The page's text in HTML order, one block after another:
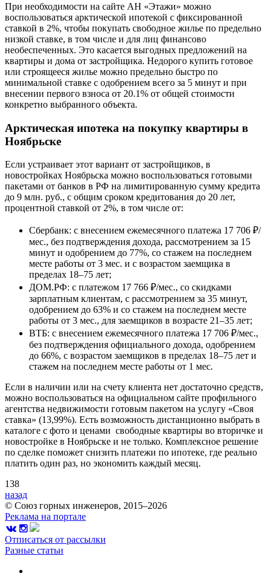
При необходимости на сайте АН «Этажи» можно
воспользоваться арктической ипотекой с фиксированной
ставкой в 2%, чтобы покупать свободное жилье по предельно
низкой ставке, в том числе и для лиц финансово
необеспеченных. Это касается выгодных предложений на
квартиры и дома от застройщика. Недорого купить готовое
или строящееся жилье можно предельно быстро по
минимальной ставке с одобрением всего за 5 минут и при
внесении первого взноса от 20.1% от общей стоимости
конкретно выбранного объекта.
Арктическая ипотека на покупку квартиры в
Ноябрьске
Если устраивает этот вариант от застройщиков, в
новостройках Ноябрьска можно воспользоваться готовыми
пакетами от банков в РФ на лимитированную сумму кредита
до 9 млн. руб., с общим сроком кредитования до 20 лет,
процентной ставкой от 2%, в том числе от:
Сбербанк: с внесением ежемесячного платежа 17 706 ₽/
мес., без подтверждения дохода, рассмотрением за 15
минут и одобрением до 77%, со стажем на последнем
месте работы от 3 мес. и с возрастом заемщика в
пределах 18–75 лет;
ДОМ.РФ: с платежом 17 766 ₽/мес., со скидками
зарплатным клиентам, с рассмотрением за 35 минут,
одобрением до 63% и со стажем на последнем месте
работы от 3 мес., для заемщиков в возрасте 21–35 лет;
ВТБ: с внесением ежемесячного платежа 17 706 ₽/мес.,
без подтверждения официального дохода, одобрением
до 66%, с возрастом заемщиков в пределах 18–75 лет и
стажем на последнем месте работы от 1 мес.
Если в наличии или на счету клиента нет достаточно средств,
можно воспользоваться на официальном сайте профильного
агентства недвижимости готовым пакетом на услугу «Своя
ставка» (13,99%). Есть возможность дистанционно выбрать в
каталоге с фото и ценами свободные квартиры во вторичке и
новостройке в Ноябрьске и не только. Комплексное решение
по сделке поможет снизить платежи по ипотеке, где реально
платить один раз, но экономить каждый месяц.
138
назад
© Союз горных инженеров, 2015–2026
Реклама на портале
Отписаться от рассылки
Разные статьи